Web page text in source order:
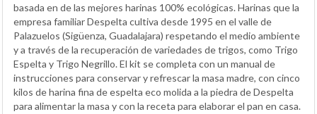
basada en de las mejores harinas 100% ecológicas. Harinas que la
empresa familiar Despelta cultiva desde 1995 en el valle de
Palazuelos (Sigüenza, Guadalajara) respetando el medio ambiente
y a través de la recuperación de variedades de trigos, como Trigo
Espelta y Trigo Negrillo. El kit se completa con un manual de
instrucciones para conservar y refrescar la masa madre, con cinco
kilos de harina fina de espelta eco molida a la piedra de Despelta
para alimentar la masa y con la receta para elaborar el pan en casa.